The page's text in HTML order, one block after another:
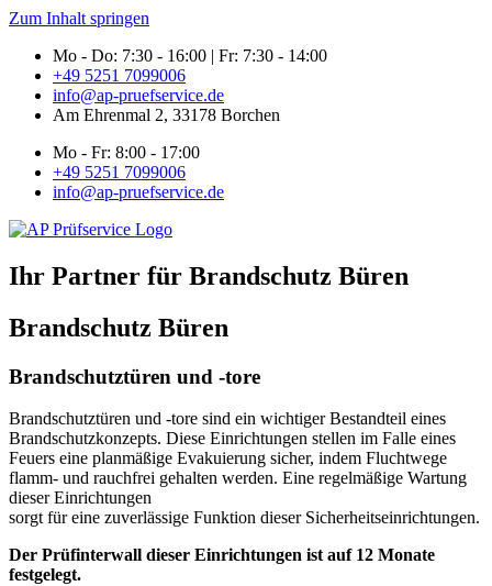
Zum Inhalt springen
Mo - Do: 7:30 - 16:00 | Fr: 7:30 - 14:00
+49 5251 7099006
info@ap-pruefservice.de
Am Ehrenmal 2, 33178 Borchen
Mo - Fr: 8:00 - 17:00
+49 5251 7099006
info@ap-pruefservice.de
Ihr Partner für Brandschutz Büren
Brandschutz Büren
Brandschutztüren und -tore
Brandschutztüren und -tore sind ein wichtiger Bestandteil eines
Brandschutzkonzepts. Diese Einrichtungen stellen im Falle eines
Feuers eine planmäßige Evakuierung sicher, indem Fluchtwege
flamm- und rauchfrei gehalten werden. Eine regelmäßige Wartung
dieser Einrichtungen
sorgt für eine zuverlässige Funktion dieser Sicherheitseinrichtungen.
Der Prüfinterwall dieser Einrichtungen ist auf 12 Monate
festgelegt.